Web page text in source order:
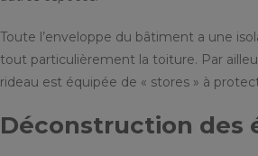
Toute l’enveloppe du bâtiment a une
tout particulièrement la toiture. Par
rideau est équipée de « stores » à
Déconstruction des